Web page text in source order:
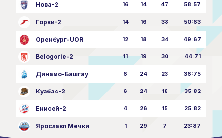
Нова-2 16 14 47 58:57
Горки-2 14 16 38 50:63
Оренбург-UOR 12 18 34 49:67
Belogorie-2 11 19 30 44:71
Динамо-Башгау 6 24 23 36:75
Кузбас-2 6 24 18 35:82
Енисей-2 4 26 15 25:82
Ярославл Мечки 1 29 7 23:87